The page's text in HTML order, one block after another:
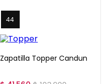
44
Zapatilla Topper Candun